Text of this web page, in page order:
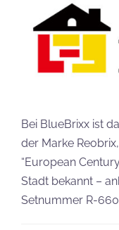
Bei BlueBrixx ist
der Marke
“European
Stadt bekannt –
Setnummer R-